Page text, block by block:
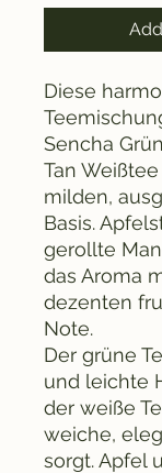
Diese
Sencha
Tan
milden,
Basis.
gerollte
das Aroma
dezenten
Note.
Der grüne
und leichte
der weiße
weiche,
sorgt. Apfel